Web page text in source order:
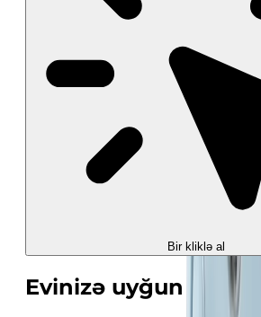
Bir kliklə al
Evinizə uyğun sərinlik